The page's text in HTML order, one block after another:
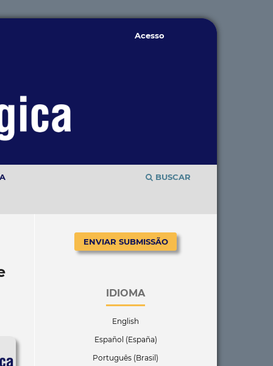
BUSCAR
Acesso
ENVIAR SUBMISSÃO
IDIOMA
English
Español (España)
Português (Brasil)